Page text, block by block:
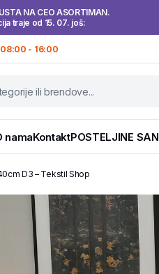
NA CEO ASORTIMAN.
traje od 15. 07. još:
08:00 - 16:00
namaKontaktPOSTELJINE SAN
D3 – Tekstil Shop